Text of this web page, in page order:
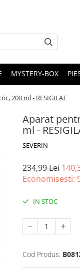
MYSTERY-BOX
200 ml - RESIGILAT
Aparat
ml -
SEVERIN
234,99 Lei
Economisesti:
IN STOC
Cod Produs: